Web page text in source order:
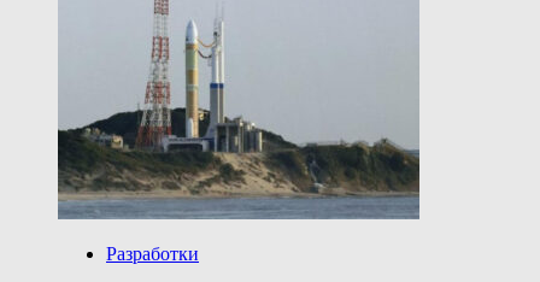
Вторую
пару
спутников
«Ионосфера-
планируют
запустить
в
апреле
Разработки